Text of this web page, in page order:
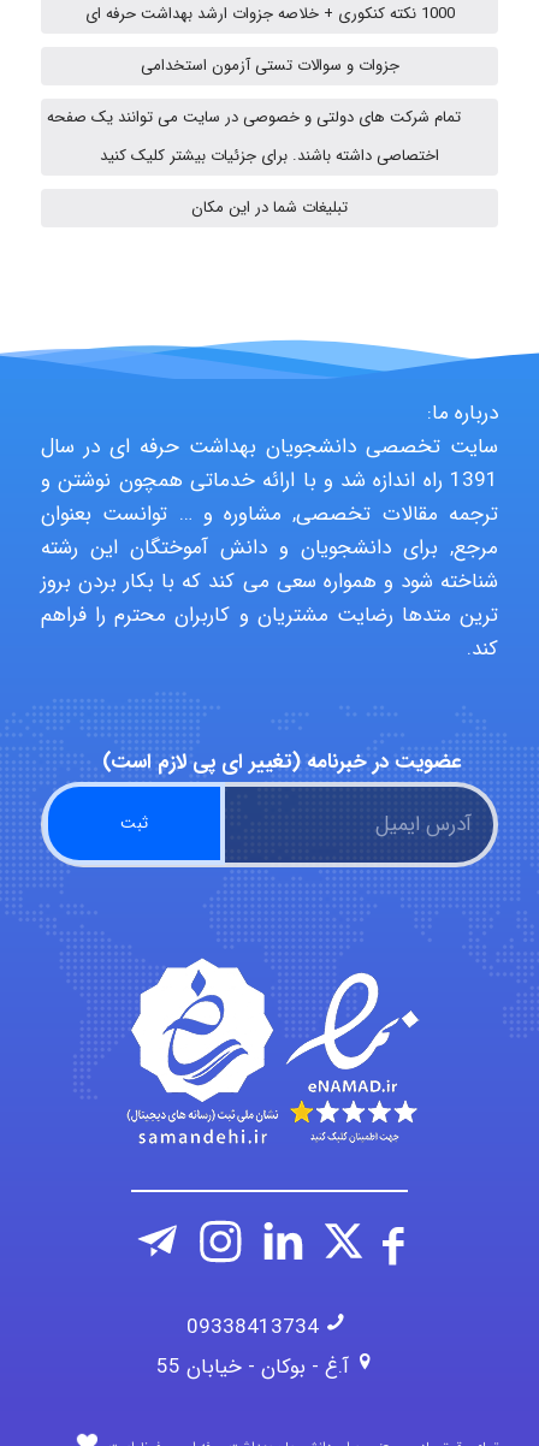
A.balandeh
Jafar Tym
aghajari vahid
Poubakhtiari
hosein abdolvand
Kati
emami
ehtesham
1000 نکته کنکوری + خلاصه جزوات ارشد بهداشت حرفه ای
جزوات و سوالات تستی آزمون استخدامی
تمام شرکت های دولتی و خصوصی در سایت می توانند یک صفحه
اختصاصی داشته باشند. برای جزئیات بیشتر کلیک کنید
تبلیغات شما در این مکان
درباره ما:
سایت تخصصی دانشجویان بهداشت حرفه ای در سال
1391 راه اندازه شد و با ارائه خدماتی همچون نوشتن و
ترجمه مقالات تخصصی, مشاوره و … توانست بعنوان
مرجع, برای دانشجویان و دانش آموختگان این رشته
شناخته شود و همواره سعی می کند که با بکار بردن بروز
ترین متدها رضایت مشتریان و کاربران محترم را فراهم
کند.
عضویت در خبرنامه (تغییر ای پی لازم است)
09338413734
آ.غ - بوکان - خیابان 55